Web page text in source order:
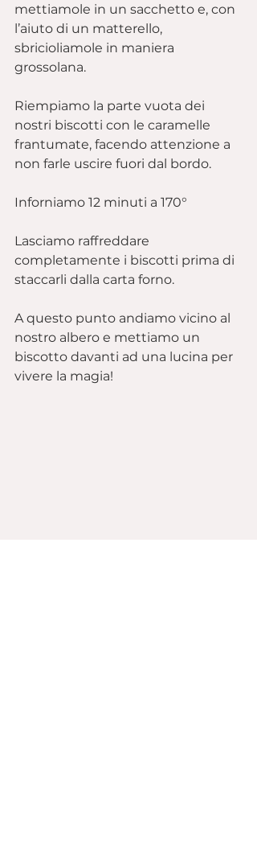
mettiamole in un sacchetto e, con
l’aiuto di un matterello,
sbricioliamole in maniera
grossolana.
Riempiamo la parte vuota dei
nostri biscotti con le caramelle
frantumate, facendo attenzione a
non farle uscire fuori dal bordo.
Inforniamo 12 minuti a 170°
Lasciamo raffreddare
completamente i biscotti prima di
staccarli dalla carta forno.
A questo punto andiamo vicino al
nostro albero e mettiamo un
biscotto davanti ad una lucina per
vivere la magia!